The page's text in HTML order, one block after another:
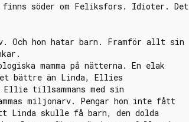
finns söder om Feliksfors. Idioter. Det
hon hatar barn. Framför allt sin
mamma på nätterna. En elak
bättre än Linda, Ellies
Ellie tillsammans med sin
miljonarv. Pengar hon inte fått
Linda skulle få barn, den dolda